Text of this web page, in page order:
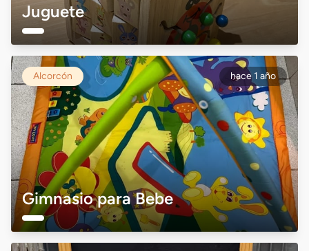
Juguete
Alcorcón hace 1 año
Gimnasio para Bebe